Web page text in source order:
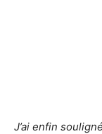
J’ai enfin